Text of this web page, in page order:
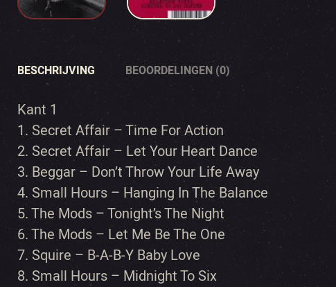
BESCHRIJVING BEOORDELINGEN (0)
Kant 1
1. Secret Affair – Time For Action
2. Secret Affair – Let Your Heart Dance
3. Beggar – Don’t Throw Your Life Away
4. Small Hours – Hanging In The Balance
5. The Mods – Tonight’s The Night
6. The Mods – Let Me Be The One
7. Squire – B-A-B-Y Baby Love
8. Small Hours – Midnight To Six